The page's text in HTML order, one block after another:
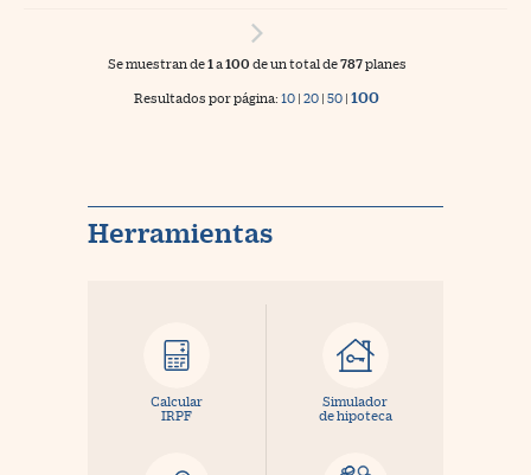
Se muestran de1 a100 de un total de787planes
Resultados por página: 10 | 20 | 50 | 100
Herramientas
Calcular
IRPF
Simulador
de hipoteca